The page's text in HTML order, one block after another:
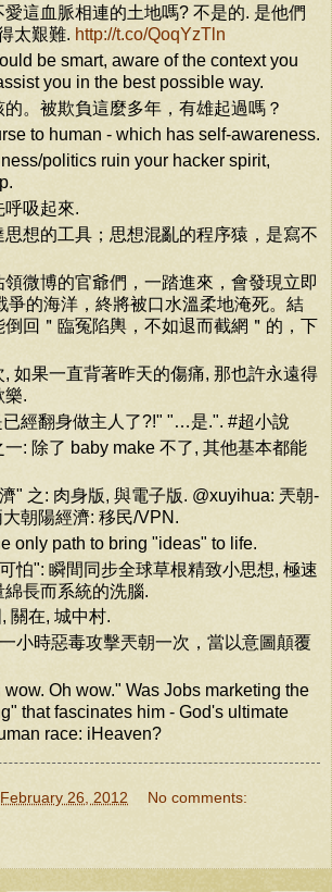
愛這血脈相連的土地嗎? 不是的. 是他們
太艱難. http://t.co/QoqYzTln
be smart, aware of the context you
you in the best possible way.
。被欺負這麼多年，有雄起過嗎？
to human - which has self-awareness.
politics ruin your hacker spirit,
呼吸起來.
想的工具；思想混亂的程序猿，是寫不
微博的官爺們，一踏進來，會發現立即
爭的海洋，終將被口水溫柔地淹死。結
倒回＂臨冤陷輿，不如退而截網＂的，下
如果一直背著昨天的傷痛, 那也許永遠得
樂.
經翻身做主人了?!" "…是.". #超小說
一: 除了 baby make 不了, 其他基本都能
" 之: 肉身版, 與電子版. @xuyihua: 兲朝-
朝陽經濟: 移民/VPN.
only path to bring "ideas" to life.
怕": 瞬間同步全球草根精致小思想, 極速
長而系統的洗腦.
關在, 城中村.
小時惡毒攻擊兲朝一次，當以意圖顛覆
wow. Oh wow." Was Jobs marketing the
that fascinates him - God's ultimate
race: iHeaven?
26, 2012 No comments: